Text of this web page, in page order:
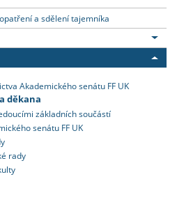
a sdělení tajemníka
Akademického senátu FF UK
děkana
základních součástí
senátu FF UK
rady